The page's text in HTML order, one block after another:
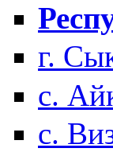
г.
с.
с.